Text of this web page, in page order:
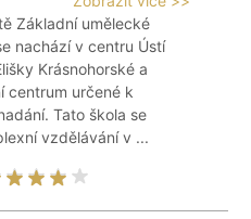
Základní umělecké
nachází v centru Ústí
Krásnohorské a
centrum určené k
Tato škola se
vzdělávání v ...